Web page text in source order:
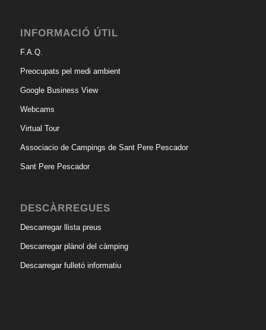
INFORMACIÓ ÚTIL
F.A.Q.
Preocupats pel medi ambient
Google Business View
Webcams
Virtual Tour
Associacio de Campings de Sant Pere Pescador
Sant Pere Pescador
DESCÀRREGUES
Descarregar llista preus
Descarregar plànol del càmping
Descarregar fulletó informatiu